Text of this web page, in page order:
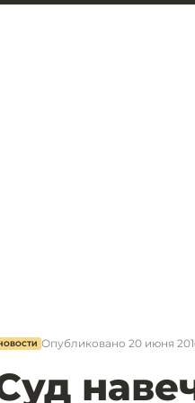
Опубликовано 20 июня